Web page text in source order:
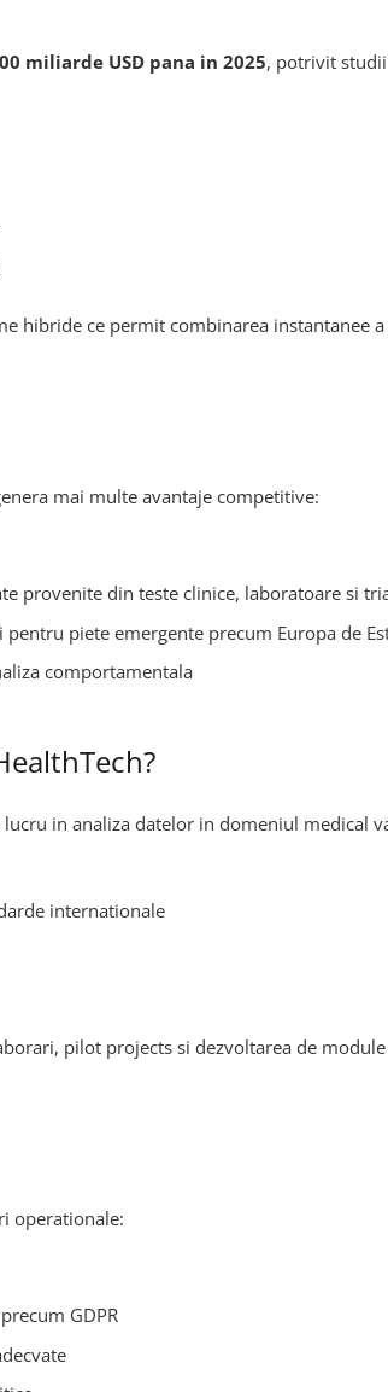
miliarde USD pana in 2025, potrivit
hibride ce permit combinarea instantanee
mai multe avantaje competitive:
provenite din teste clinice, laboratoare si
piete emergente precum Europa de
comportamentala
in analiza datelor in domeniul medical
internationale
pilot projects si dezvoltarea de
operationale:
GDPR